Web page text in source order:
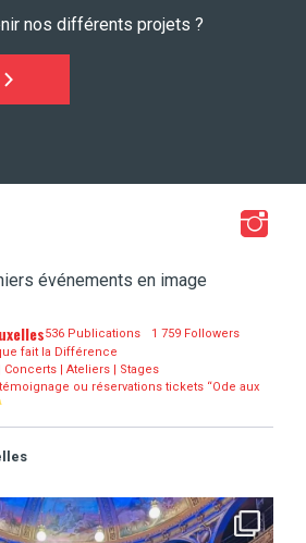
nos différents projets ?
événements en image
536 Publications
1 759 Followers
fait la Différence
Concerts | Ateliers | Stages
ou réservations tickets “Ode aux